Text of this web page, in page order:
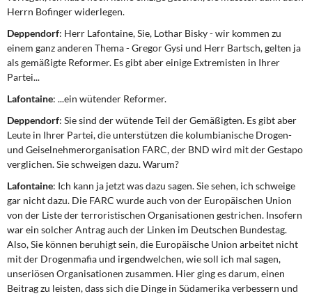
Herrn Bofinger widerlegen.
Deppendorf: Herr Lafontaine, Sie, Lothar Bisky - wir kommen zu
einem ganz anderen Thema - Gregor Gysi und Herr Bartsch, gelten ja
als gemäßigte Reformer. Es gibt aber einige Extremisten in Ihrer
Partei...
Lafontaine: ...ein wütender Reformer.
Deppendorf: Sie sind der wütende Teil der Gemäßigten. Es gibt aber
Leute in Ihrer Partei, die unterstützen die kolumbianische Drogen-
und Geiselnehmerorganisation FARC, der BND wird mit der Gestapo
verglichen. Sie schweigen dazu. Warum?
Lafontaine: Ich kann ja jetzt was dazu sagen. Sie sehen, ich schweige
gar nicht dazu. Die FARC wurde auch von der Europäischen Union
von der Liste der terroristischen Organisationen gestrichen. Insofern
war ein solcher Antrag auch der Linken im Deutschen Bundestag.
Also, Sie können beruhigt sein, die Europäische Union arbeitet nicht
mit der Drogenmafia und irgendwelchen, wie soll ich mal sagen,
unseriösen Organisationen zusammen. Hier ging es darum, einen
Beitrag zu leisten, dass sich die Dinge in Südamerika verbessern und